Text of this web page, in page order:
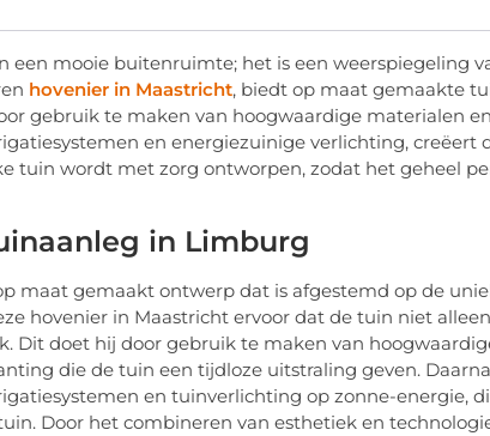
een mooie buitenruimte; het is een weerspiegeling
hovenier in Maastricht, biedt op maat gemaakte
gebruik te maken van hoogwaardige materialen
en energiezuinige verlichting, creëert
tuin wordt met zorg ontworpen, zodat het geheel
in Limburg
maat gemaakt ontwerp dat is afgestemd op de
hovenier in Maastricht ervoor dat de tuin niet
Dit doet hij door gebruik te maken van
die de tuin een tijdloze uitstraling geven.
en tuinverlichting op zonne-energie,
Door het combineren van esthetiek en